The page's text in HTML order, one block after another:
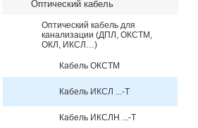
Оптический кабель
Оптический кабель для
канализации (ДПЛ, ОКСТМ,
ОКЛ, ИКСЛ…)
Кабель ОКСТМ
Кабель ИКСЛ ...-Т
Кабель ИКСЛН ...-Т